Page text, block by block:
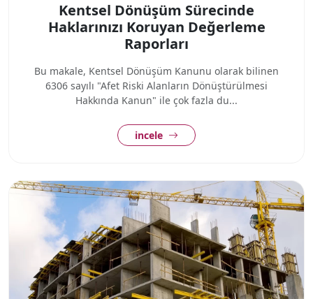
Kentsel Dönüşüm Sürecinde
Haklarınızı Koruyan Değerleme
Raporları
Bu makale, Kentsel Dönüşüm Kanunu olarak bilinen
6306 sayılı "Afet Riski Alanların Dönüştürülmesi
Hakkında Kanun" ile çok fazla du...
incele